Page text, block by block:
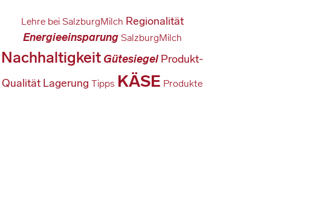
Lehre bei SalzburgMilch Regionalität
Energieeinsparung SalzburgMilch
Nachhaltigkeit Gütesiegel Produkt-
Qualität Lagerung Tipps KÄSE Produkte